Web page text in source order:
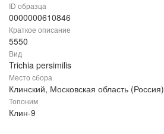
ID образца
0000000610846
Краткое описание
5550
Вид
Trichia persimilis
Место сбора
Клинский, Московская область (Россия)
Топоним
Клин-9